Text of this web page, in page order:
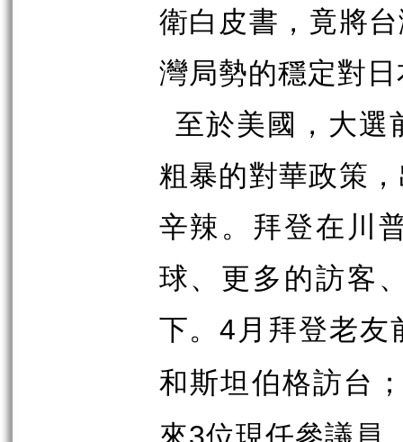
衛白皮書，竟將
灣局勢的穩定對
至於美國，大選
粗暴的對華政策
辛辣。拜登在川
球、更多的訪客
下。4 月拜登老
和斯坦伯格訪台